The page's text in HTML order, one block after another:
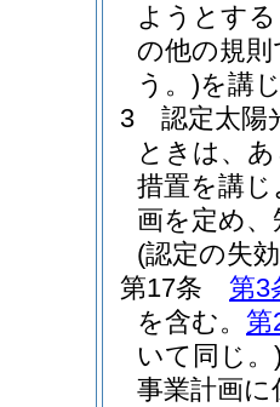
ようとす
の他の規
う。)を講
3
認定太陽
ときは、
措置を講
画を定め
(認定の失
第17条
第3
を含む。 第
いて同じ。
事業計画に